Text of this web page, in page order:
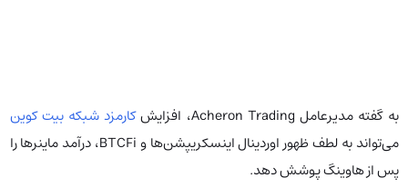
به گفته مدیر‌عامل Acheron Trading، افزایش
کارمزد شبکه بیت کوین
می‌تواند به لطف ظهور اوردینال اینسکریپشن‌ها و BTCFi، درآمد ماینرها را
پس از هاوینگ پوشش دهد.